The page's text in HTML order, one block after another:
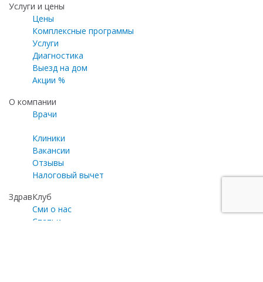
Услуги и цены
Цены
Комплексные программы
Услуги
Диагностика
Выезд на дом
Акции %
О компании
Врачи
Клиники
Вакансии
Отзывы
Налоговый вычет
ЗдравКлуб
Сми о нас
Статьи